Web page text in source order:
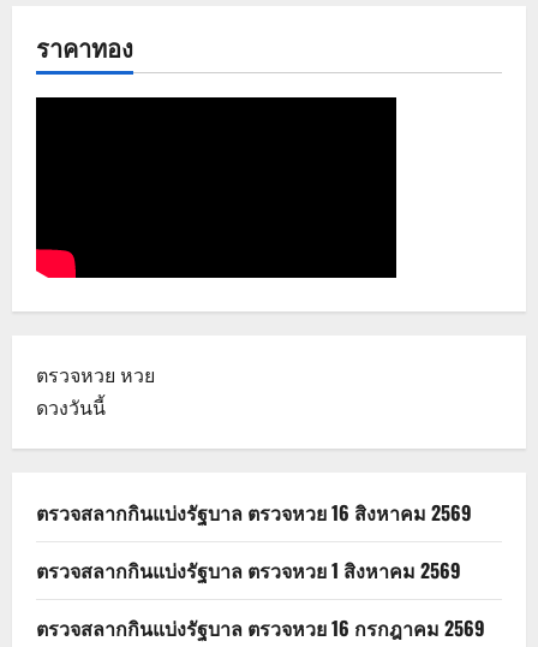
ราคาทอง
ตรวจหวย หวย
ดวงวันนี้
ตรวจสลากกินแบ่งรัฐบาล ตรวจหวย 16 สิงหาคม 2569
ตรวจสลากกินแบ่งรัฐบาล ตรวจหวย 1 สิงหาคม 2569
ตรวจสลากกินแบ่งรัฐบาล ตรวจหวย 16 กรกฎาคม 2569